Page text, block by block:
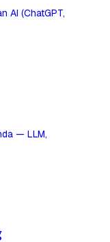
AI (ChatGPT,
— LLM,